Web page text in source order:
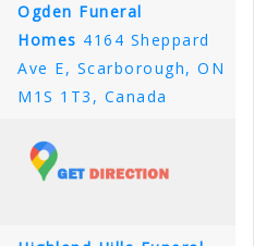
Ogden Funeral
Homes 4164 Sheppard
Ave E, Scarborough, ON
M1S 1T3, Canada